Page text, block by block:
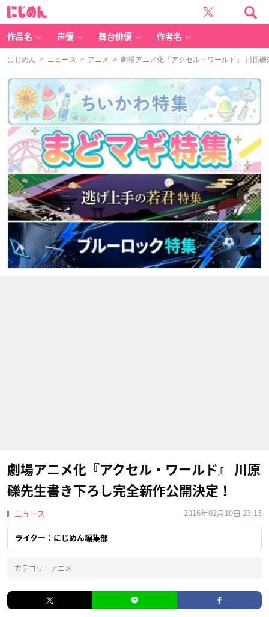
作品名 声優 舞台俳優 作者名
にじめん > ニュース > アニメ > 劇場アニメ化『アクセル・ワールド』 川原
劇場アニメ化『アクセル・ワールド』 川原
礫先生書き下ろし完全新作公開決定！
ニュース 2016年02月10日 23:13
ライター：にじめん編集部
カテゴリ : アニメ